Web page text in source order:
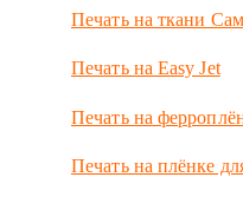
Печать на ткани
Печать на Easy Jet
Печать на
Печать на плёнке
печать
прозрачном
акриле
дней. С